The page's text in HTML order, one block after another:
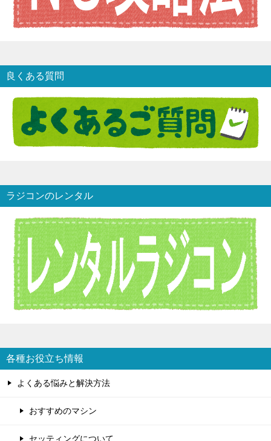
良くある質問
ラジコンのレンタル
各種お役立ち情報
よくある悩みと解決方法
おすすめのマシン
セッティングについて